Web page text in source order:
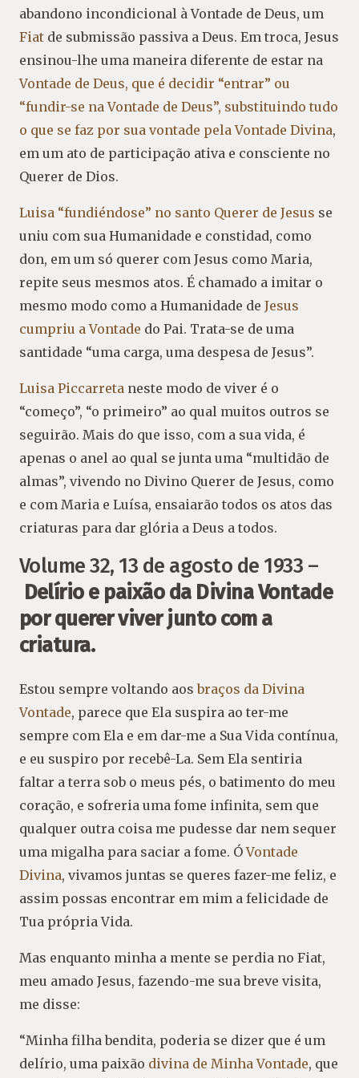
abandono incondicional à Vontade de Deus, um
Fiat de submissão passiva a Deus. Em troca, Jesus
ensinou-lhe uma maneira diferente de estar na
Vontade de Deus, que é decidir “entrar” ou
“fundir-se na Vontade de Deus”, substituindo tudo
o que se faz por sua vontade pela Vontade Divina,
em um ato de participação ativa e consciente no
Querer de Dios.
Luisa “fundiéndose” no santo Querer de Jesus se
uniu com sua Humanidade e constidad, como
don, em um só querer com Jesus como Maria,
repite seus mesmos atos. É chamado a imitar o
mesmo modo como a Humanidade de Jesus
cumpriu a Vontade do Pai. Trata-se de uma
santidade “uma carga, uma despesa de Jesus”.
Luisa Piccarreta neste modo de viver é o
“começo”, “o primeiro” ao qual muitos outros se
seguirão. Mais do que isso, com a sua vida, é
apenas o anel ao qual se junta uma “multidão de
almas”, vivendo no Divino Querer de Jesus, como
e com Maria e Luísa, ensaiarão todos os atos das
criaturas para dar glória a Deus a todos.
Volume 32, 13 de agosto de 1933 –
Delírio e paixão da Divina Vontade
por querer viver junto com a
criatura.
Estou sempre voltando aosbraços da Divina
Vontade, parece que Ela suspira ao ter-me
sempre com Ela e em dar-me a Sua Vida contínua,
e eu suspiro por recebê-La. Sem Ela sentiria
faltar a terra sob o meus pés, o batimento do meu
coração, e sofreria uma fome infinita, sem que
qualquer outra coisa me pudesse dar nem sequer
uma migalha para saciar a fome. ÓVontade
Divina, vivamos juntas se queres fazer-me feliz, e
assim possas encontrar em mim a felicidade de
Tua própria Vida.
Mas enquanto minha a mente se perdia no Fiat,
meu amado Jesus, fazendo-me sua breve visita,
me disse:
“Minha filha bendita, poderia se dizer que é um
delírio, uma paixão divina de Minha Vontade, que